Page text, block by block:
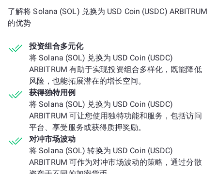
了解将 Solana (SOL) 兑换为 USD Coin (USDC) ARBITRUM
的优势
投资组合多元化
将 Solana (SOL) 兑换为 USD Coin (USDC)
ARBITRUM 有助于实现投资组合多样化，既能降低
风险，也能拓展潜在的增长空间。
获得独特用例
将 Solana (SOL) 兑换为 USD Coin (USDC)
ARBITRUM 可让您使用独特功能和服务，包括访问
平台、享受服务或获得质押奖励。
对冲市场波动
将 Solana (SOL) 转换为 USD Coin (USDC)
ARBITRUM 可作为对冲市场波动的策略，通过分散